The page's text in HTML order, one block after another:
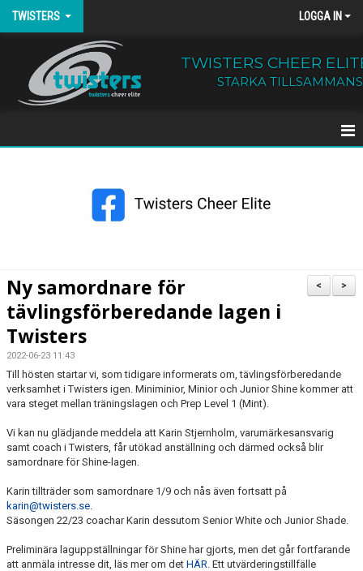
TWISTERS LOGGA IN
TWISTERS CHEER
STARKA TILLSAMMANS
KALENDER
KONTAKT
EXTRATRÄNING
TWIST CHEER COMP
>
<
Ny samordnare för
tävlingsförberedande lagen i
Twisters
2022-06-23 11:43
Till hösten startar vi, som tidigare informerats om, tävlingsförberedande
verksamhet i Twisters igen. Miniminior, Minior och Junior Shine kommer att
vara steget mellan träningslagen och Prep Level 1 (Mint).
Vi kan nu glädjande meddela att Karin Stjernholm, varumärkesansvarig
samt coach i Twisters, får utökad anställning och därmed också blir
samordnare för Shine-lagen.
Karin tillträder som samordnare 1/9 och nås även fortsatt på
karin@twisters.se.
Säsongen 22/23 coachar Karin dessutom Senior White och Junior Shade.
Preliminära laguppställningar för Shine har gjorts, men det går fortfarande
att anmäla intresse dit, läs mer om det HÄR. Ett utvärderingstillfälle